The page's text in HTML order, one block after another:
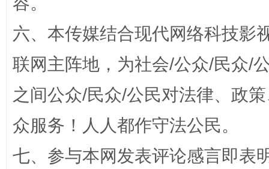
这是一记警钟！ 谢
六、本传媒结合现代网络科技影
联网主阵地，为社会/公众/民众/
之间公众/民众/公民对法律、政
众服务！人人都作守法公民。
七、参与本网发表评论感言即表